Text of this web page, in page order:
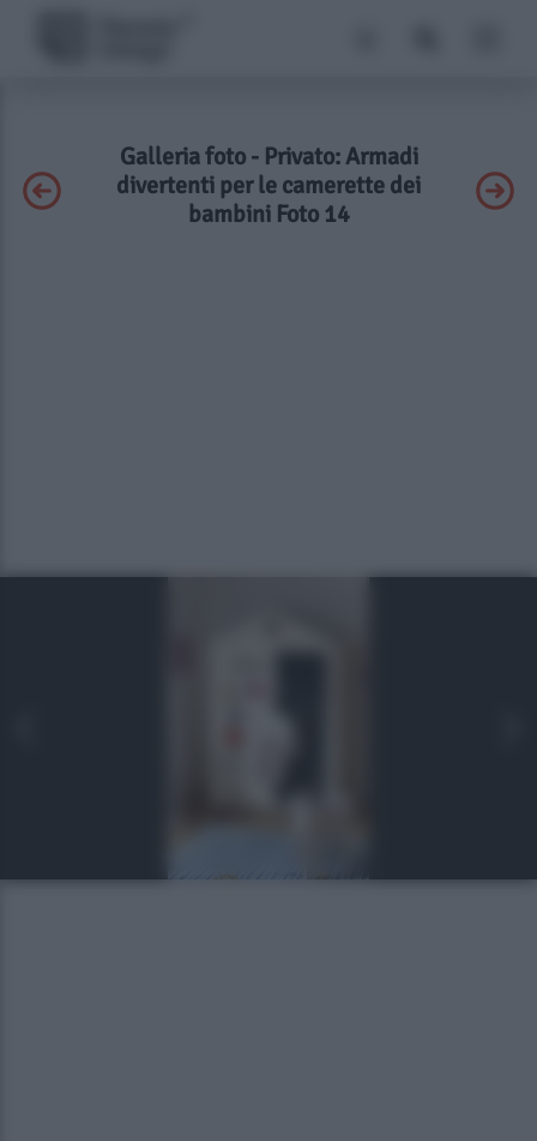
Galleria foto - Privato: Armadi
divertenti per le camerette dei
bambini Foto 14